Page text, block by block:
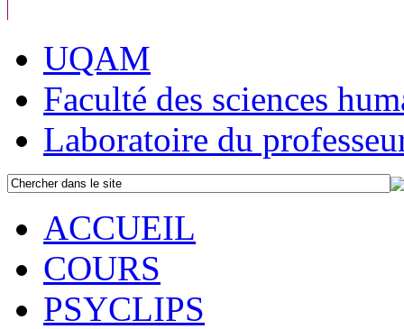
UQAM
Faculté des sciences
Laboratoire du
ACCUEIL
COURS
PSYCLIPS